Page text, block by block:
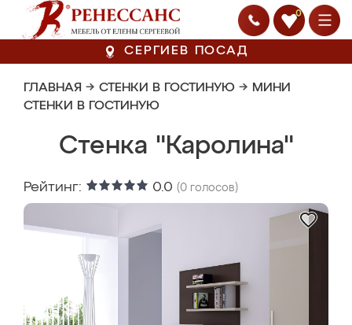
0
СЕРГИЕВ ПОСАД
ГЛАВНАЯ → СТЕНКИ В ГОСТИНУЮ → МИНИ
СТЕНКИ В ГОСТИНУЮ
Стенка "Каролина"
Рейтинг: 0.0 (0 голосов)